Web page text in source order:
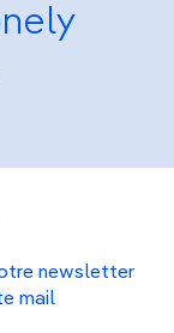
newsletter
mail